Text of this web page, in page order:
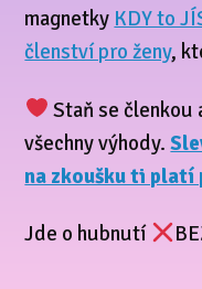
magnetky KDY to
členství pro ženy,
Staň se členkou
všechny výhody.
na zkoušku ti platí
Jde o hubnutí